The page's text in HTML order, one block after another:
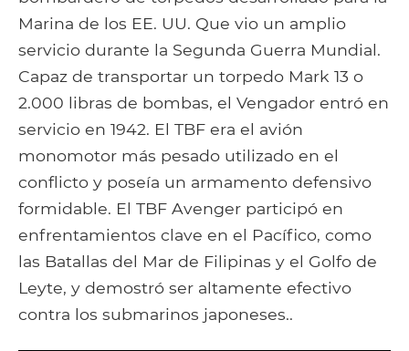
Marina de los EE. UU. Que vio un amplio
servicio durante la Segunda Guerra Mundial.
Capaz de transportar un torpedo Mark 13 o
2.000 libras de bombas, el Vengador entró en
servicio en 1942. El TBF era el avión
monomotor más pesado utilizado en el
conflicto y poseía un armamento defensivo
formidable. El TBF Avenger participó en
enfrentamientos clave en el Pacífico, como
las Batallas del Mar de Filipinas y el Golfo de
Leyte, y demostró ser altamente efectivo
contra los submarinos japoneses..